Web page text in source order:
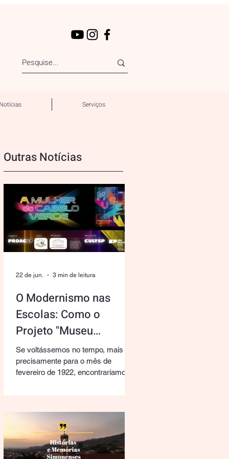
Notícias Serviços
Outras Notícias
O Modernismo nas
Escolas: Como o
Projeto "Museu
Também é Coisa de
Criança" Trouxe a
Vanguarda de 1922 para
Se voltássemos no tempo, mais
precisamente para o mês de
fevereiro de 1922, encontraríamos o
brasileira. A Semana de Arte
Moderna nascia ali, rompendo com
as regras rígidas do passado e
22 de jun. 3 min de leitura